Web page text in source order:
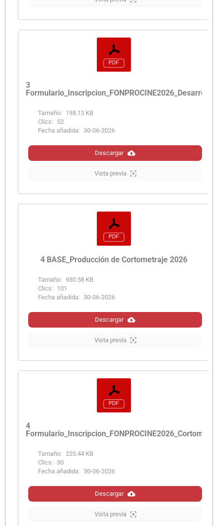
3
Tamaño:
198.13 KB
Clics:
52
Fecha añadida: 30-06-2026
Descargar
Vista previa
4 BASE_Producción de Cortometraje 2026
Tamaño: 930.58 KB
Clics:
101
Fecha añadida: 30-06-2026
Descargar
Vista previa
4
Tamaño: 225.44 KB
Clics: 30
Fecha añadida: 30-06-2026
Descargar
Vista previa